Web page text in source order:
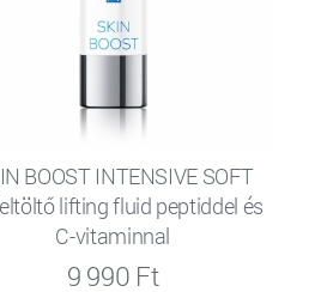
BOOST INTENSIVE SOFT
lifting fluid peptiddel és
C-vitaminnal
9 990 Ft